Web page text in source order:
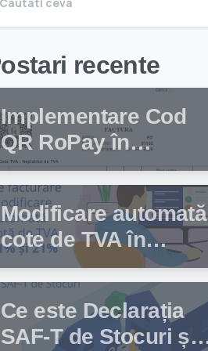
recente
Implementare Cod
QR RoPay în
programul de
facturare Facturis
Modificare automată
cote de TVA în
programul de
facturare Facturis
Ce este Declarația
SAF-T de Stocuri și